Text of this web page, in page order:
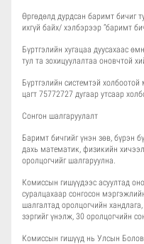
Өргөдөлд дурдсан баримт бичиг
ихгүй байх/ хэлбэрээр “баримт
Бүртгэлийн хугацаа дуусахаас
тул та зохицуулалтаа оновчтой
Бүртгэлийн системтэй
цагт 75772727 дугаар утсаар
Сонгон шалгаруулалт
Баримт бичгийг үнэн зөв, бүрэн
дахь математик, физикийн
оролцогчийг шалгаруулна.
Комиссын гишүүдээс асуултад
суралцахаар сонгосон
шалгалтад оролцогчийн
зэргийг үнэлж, 30 оролцогчийн
Комиссын гишүүд нь Улсын